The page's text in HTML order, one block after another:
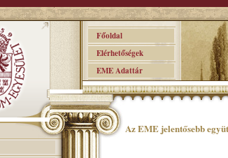
Főoldal
Elérhetőségek
EME Adattár
Az EME jelentősebb